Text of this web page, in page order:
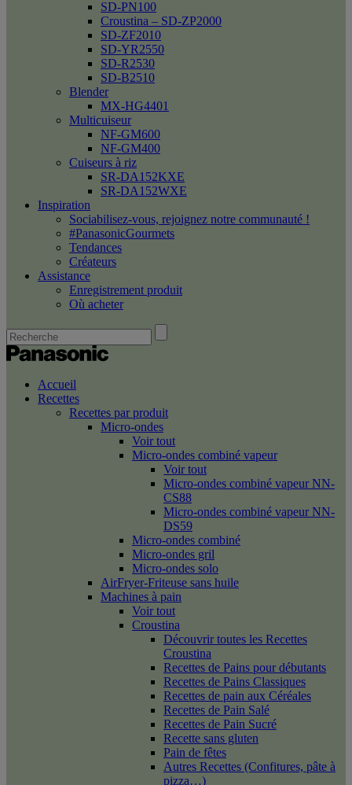
SD-PN100
Croustina – SD-ZP2000
SD-ZF2010
SD-YR2550
SD-R2530
SD-B2510
Blender
MX-HG4401
Multicuiseur
NF-GM600
NF-GM400
Cuiseurs à riz
SR-DA152KXE
SR-DA152WXE
Inspiration
Sociabilisez-vous, rejoignez notre communauté !
#PanasonicGourmets
Tendances
Créateurs
Assistance
Enregistrement produit
Où acheter
Accueil
Recettes
Recettes par produit
Micro-ondes
Voir tout
Micro-ondes combiné vapeur
Voir tout
Micro-ondes combiné vapeur NN-
CS88
Micro-ondes combiné vapeur NN-
DS59
Micro-ondes combiné
Micro-ondes gril
Micro-ondes solo
AirFryer-Friteuse sans huile
Machines à pain
Voir tout
Croustina
Découvrir toutes les Recettes
Croustina
Recettes de Pains pour débutants
Recettes de Pains Classiques
Recettes de pain aux Céréales
Recettes de Pain Salé
Recettes de Pain Sucré
Recette sans gluten
Pain de fêtes
Autres Recettes (Confitures, pâte à
pizza…)